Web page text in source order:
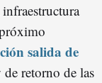
salida de
de retorno de las